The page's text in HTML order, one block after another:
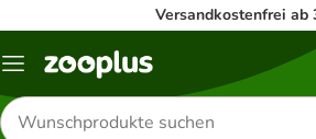
Versandkostenfrei ab
Menü
Produkte
suchen